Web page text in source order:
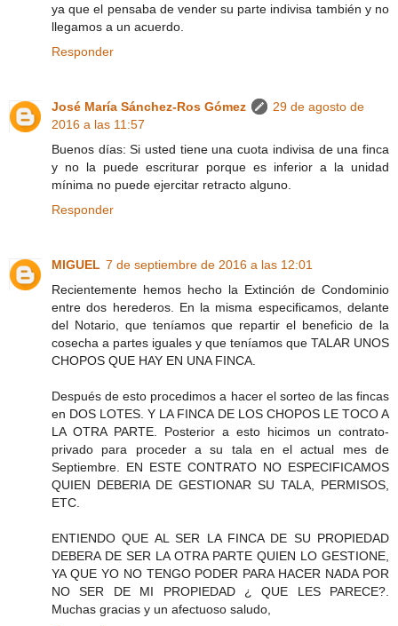
ya que el pensaba de vender su parte indivisa también y no
llegamos a un acuerdo.
Responder
José María Sánchez-Ros Gómez
29 de agosto de
2016 a las 11:57
Buenos días: Si usted tiene una cuota indivisa de una finca
y no la puede escriturar porque es inferior a la unidad
mínima no puede ejercitar retracto alguno.
Responder
MIGUEL 7 de septiembre de 2016 a las 12:01
Recientemente hemos hecho la Extinción de Condominio
entre dos herederos. En la misma especificamos, delante
del Notario, que teníamos que repartir el beneficio de la
cosecha a partes iguales y que teníamos que TALAR UNOS
CHOPOS QUE HAY EN UNA FINCA.
Después de esto procedimos a hacer el sorteo de las fincas
en DOS LOTES. Y LA FINCA DE LOS CHOPOS LE TOCO A
LA OTRA PARTE. Posterior a esto hicimos un contrato-
privado para proceder a su tala en el actual mes de
Septiembre. EN ESTE CONTRATO NO ESPECIFICAMOS
QUIEN DEBERIA DE GESTIONAR SU TALA, PERMISOS,
ETC.
ENTIENDO QUE AL SER LA FINCA DE SU PROPIEDAD
DEBERA DE SER LA OTRA PARTE QUIEN LO GESTIONE,
YA QUE YO NO TENGO PODER PARA HACER NADA POR
NO SER DE MI PROPIEDAD ¿ QUE LES PARECE?.
Muchas gracias y un afectuoso saludo,